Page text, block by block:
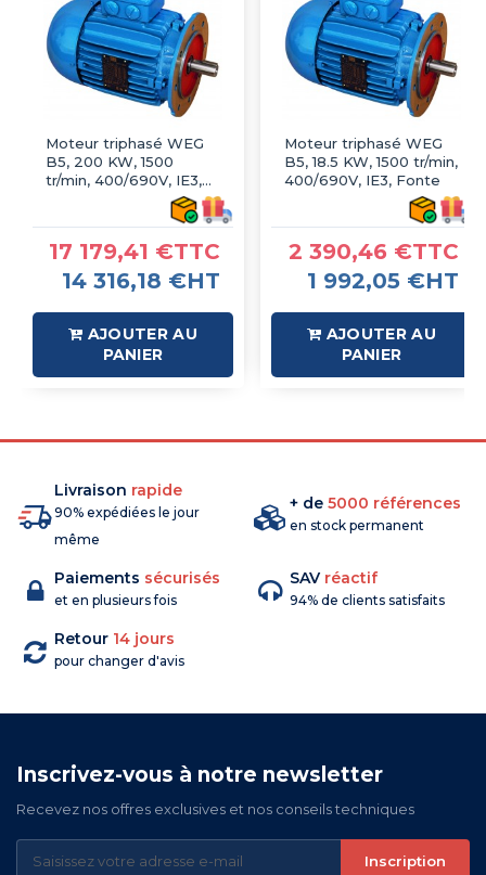
Moteur triphasé WEG
B5, 200 KW, 1500
tr/min, 400/690V, IE3,
17 179,41 €TTC
14 316,18 €HT
AJOUTER AU
PANIER
Moteur triphasé WEG
B5, 18.5 KW, 1500 tr/min,
400/690V, IE3, Fonte
2 390,46 €TTC
1 992,05 €HT
AJOUTER AU
PANIER
Livraison rapide
90% expédiées le jour
même
+ de 5000 références
en stock permanent
Paiements sécurisés
et en plusieurs fois
SAV réactif
94% de clients satisfaits
Retour 14 jours
pour changer d'avis
Inscrivez-vous à notre newsletter
Recevez nos offres exclusives et nos conseils techniques
Inscription